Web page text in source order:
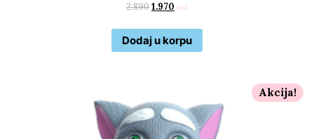
2.8901.970 rsd
Dodaj u korpu
Akcija!